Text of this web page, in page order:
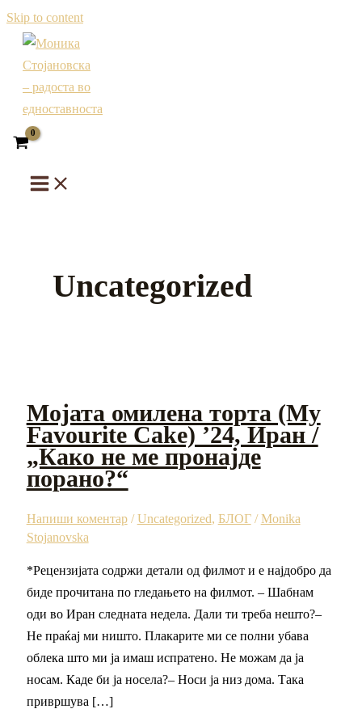
Skip to content
Uncategorized
Мојата омилена торта (My
Favourite Cake) ’24, Иран /
„Како не ме пронајде
порано?“
Напиши коментар /Uncategorized, БЛОГ/Monika
Stojanovska
*Рецензијата содржи детали од филмот и е најдобро да
биде прочитана по гледањето на филмот. – Шабнам
оди во Иран следната недела. Дали ти треба нешто?–
Не праќај ми ништо. Плакарите ми се полни убава
облека што ми ја имаш испратено. Не можам да ја
носам. Каде би ја носела?– Носи ја низ дома. Така
привршува […]